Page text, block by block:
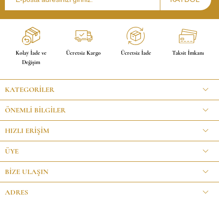
Kolay İade ve
Değişim
Ücretsiz Kargo Ücretsiz İade Taksit İmkanı
KATEGORILER
ÖNEMLI BILGILER
HIZLI ERIŞIM
ÜYE
BİZE ULAŞIN
ADRES